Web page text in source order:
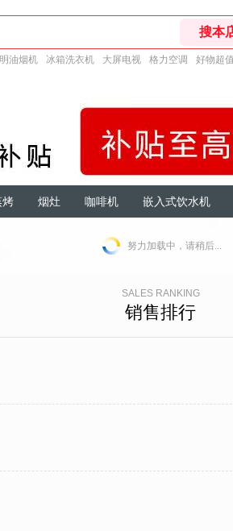
油烟机 冰箱洗衣机 大屏电视 格力空调 好物超
烤 烟灶 咖啡机 嵌入式饮水机
努力加载中，请稍后...
SALES RANKING
销售排行